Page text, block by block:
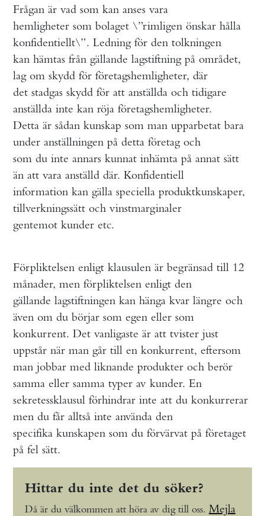
Frågan är vad som kan anses vara
hemligheter som bolaget \”rimligen önskar hålla
konfidentiellt\”. Ledning för den tolkningen
kan hämtas från gällande lagstiftning på området,
lag om skydd för företagshemligheter, där
det stadgas skydd för att anställda och tidigare
anställda inte kan röja företagshemligheter.
Detta är sådan kunskap som man upparbetat bara
under anställningen på detta företag och
som du inte annars kunnat inhämta på annat sätt
än att vara anställd där. Konfidentiell
information kan gälla speciella produktkunskaper,
tillverkningssätt och vinstmarginaler
gentemot kunder etc.
Förpliktelsen enligt klausulen är begränsad till 12
månader, men förpliktelsen enligt den
gällande lagstiftningen kan hänga kvar längre och
även om du börjar som egen eller som
konkurrent. Det vanligaste är att tvister just
uppstår när man går till en konkurrent, eftersom
man jobbar med liknande produkter och berör
samma eller samma typer av kunder. En
sekretessklausul förhindrar inte att du konkurrerar
men du får alltså inte använda den
specifika kunskapen som du förvärvat på företaget
på fel sätt.
Hittar du inte det du söker?
Då är du välkommen att höra av dig till oss. Mejla